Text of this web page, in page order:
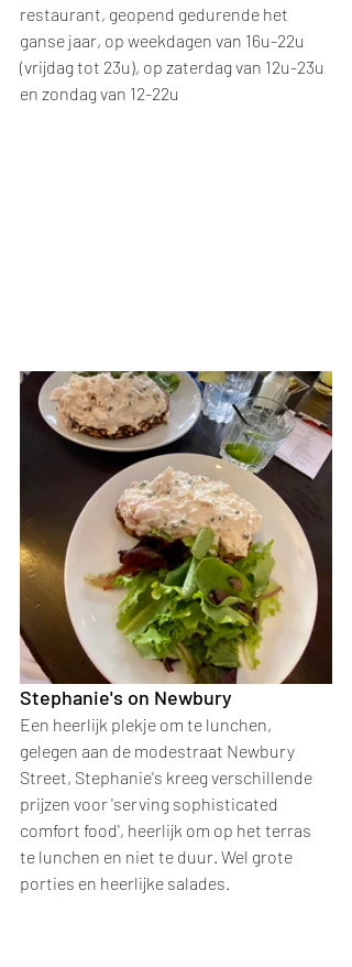
restaurant, geopend gedurende het
ganse jaar, op weekdagen van 16u-22u
(vrijdag tot 23u), op zaterdag van 12u-23u
en zondag van 12-22u
Stephanie's on Newbury
Een heerlijk plekje om te lunchen,
gelegen aan de modestraat Newbury
Street, Stephanie's kreeg verschillende
prijzen voor 'serving sophisticated
comfort food', heerlijk om op het terras
te lunchen en niet te duur. Wel grote
porties en heerlijke salades.